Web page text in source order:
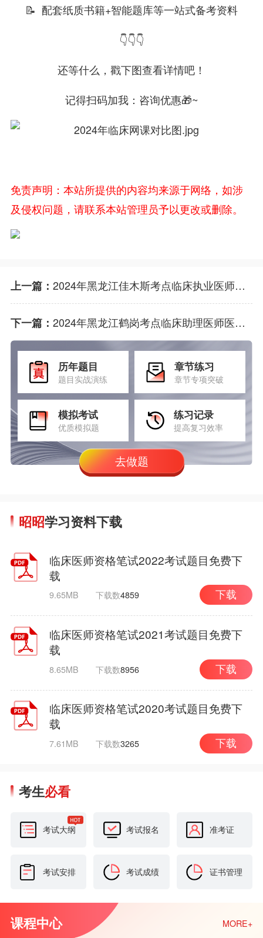
📝 配套纸质书籍+智能题库等一站式备考资料
👇👇👇
还等什么，戳下图查看详情吧！
记得扫码加我：咨询优惠🎁~
免责声明：本站所提供的内容均来源于网络，如涉
及侵权问题，请联系本站管理员予以更改或删除。
上一篇： 2024年黑龙江佳木斯考点临床执业医师医学综合考试二试工作圆满完成！
下一篇： 2024年黑龙江鹤岗考点临床助理医师医学综合考试二试工作完满完成！
历年题目
题目实战演练
章节练习
章节专项突破
模拟考试
优质模拟题
练习记录
提高复习效率
去做题
昭昭学习资料下载
临床医师资格笔试2022考试题目免费下
载
9.65MB 下载数4859 下载
临床医师资格笔试2021考试题目免费下
载
8.65MB 下载数8956 下载
临床医师资格笔试2020考试题目免费下
载
7.61MB 下载数3265 下载
考生必看
考试大纲 考试报名 准考证
考试安排 考试成绩 证书管理
课程中心 MORE+